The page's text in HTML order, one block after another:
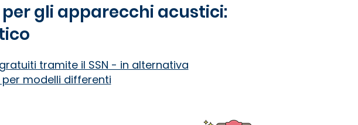
gli apparecchi acustici:
tramite il SSN - in alternativa
modelli differenti